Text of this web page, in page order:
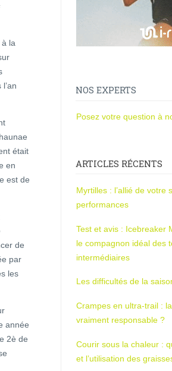
la
était
en
est de
de
par
les
année
2è de
NOS EXPERTS
Posez votre question à
ARTICLES RÉCENTS
Myrtilles : l’allié de votre
performances
Test et avis : Icebreaker
le compagnon idéal des
intermédiaires
Les difficultés de la
Crampes en ultra-trail :
vraiment responsable ?
Courir sous la chaleur :
et l’utilisation des